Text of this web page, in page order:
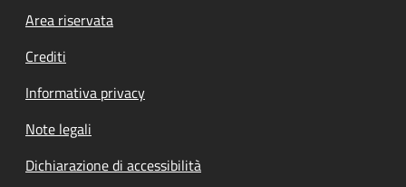
Footer menu
Area riservata
Crediti
Informativa privacy
Note legali
Dichiarazione di accessibilità